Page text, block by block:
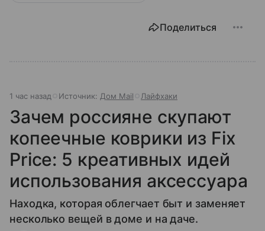
Поделиться
1 час назад Источник: Дом Mail Лайфхаки
Зачем россияне скупают
копеечные коврики из Fix
Price: 5 креативных идей
использования аксессуара
Находка, которая облегчает быт и заменяет
несколько вещей в доме и на даче.